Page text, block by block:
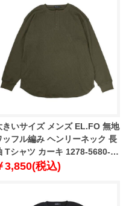
きいサイズ メンズ EL.FO 無地
ッフル編み ヘンリーネック 長
Tシャツ カーキ 1278-5680-3
4L 5L 6L
3,850(税込)